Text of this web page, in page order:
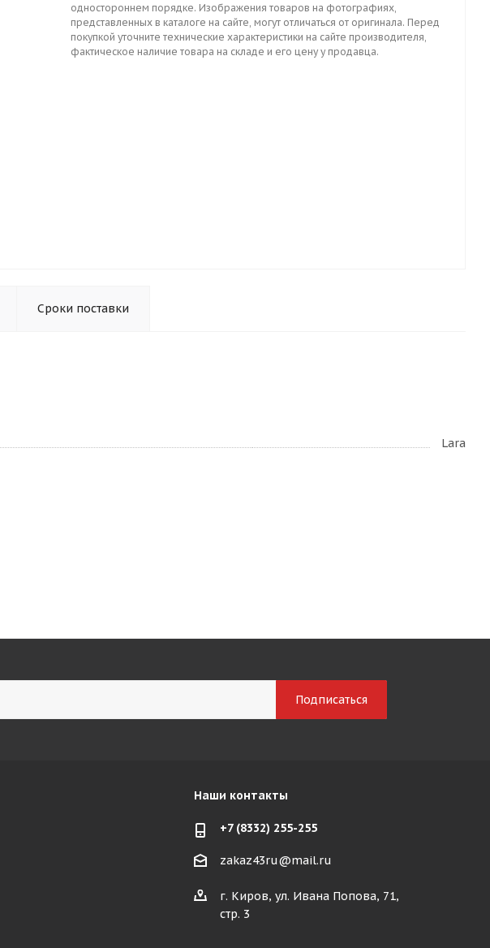
одностороннем порядке. Изображения товаров на фотографиях,
представленных в каталоге на сайте, могут отличаться от оригинала. Перед
покупкой уточните технические характеристики на сайте производителя,
фактическое наличие товара на складе и его цену у продавца.
Сроки поставки
Lara
Наши контакты
+7 (8332) 255-255
zakaz43ru@mail.ru
г. Киров, ул. Ивана Попова, 71,
стр. 3